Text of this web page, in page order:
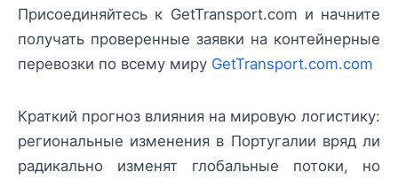
Присоединяйтесь к GetTransport.com и начните
получать проверенные заявки на контейнерные
перевозки по всему миру GetTransport.com.com
Краткий прогноз влияния на мировую логистику:
региональные изменения в Португалии вряд ли
радикально изменят глобальные потоки, но